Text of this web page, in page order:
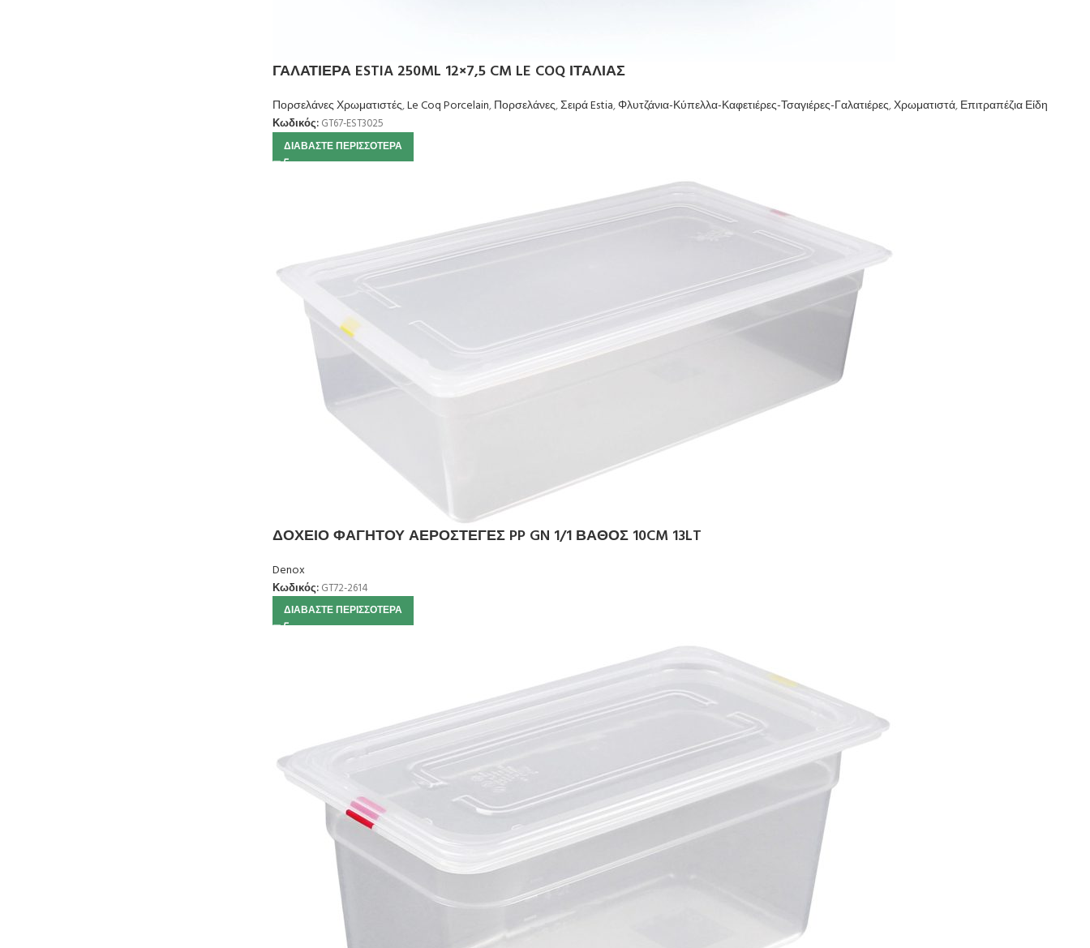
ΓΑΛΑΤΙΕΡΑ ESTIA 250ML 12×7,5 CM LE COQ ΙΤΑΛΙΑΣ
Πορσελάνες Χρωματιστές,Le Coq Porcelain,Πορσελάνες,Σειρά Estia,Φλυτζάνια-Κύπελλα-Καφετιέρες-Τσαγιέρες-Γαλατιέρες,Χρωματιστά,Επιτραπέζια Είδη
Κωδικός: GT67-EST3025
ΔΙΑΒΆΣΤΕ ΠΕΡΙΣΣΌΤΕΡΑ
ΔΟΧΕΙΟ ΦΑΓΗΤΟΥ ΑΕΡΟΣΤΕΓΕΣ PP GN 1/1 ΒΑΘΟΣ 10CM 13LT
Denox
Κωδικός: GT72-2614
ΔΙΑΒΆΣΤΕ ΠΕΡΙΣΣΌΤΕΡΑ